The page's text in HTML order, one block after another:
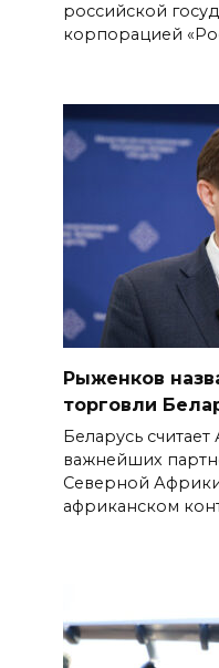
российской
корпорацией
Рыженков
торговли
Беларусь
важнейших
Северной
африканском